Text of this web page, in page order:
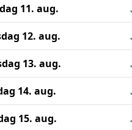
11. aug.
12. aug.
13. aug.
14. aug.
15. aug.